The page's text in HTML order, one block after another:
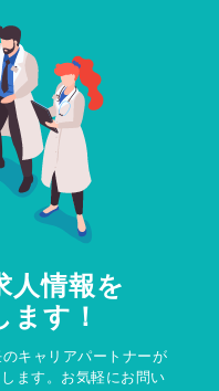
人情報を
ます！
キャリアパートナーが
ます。お気軽にお問い